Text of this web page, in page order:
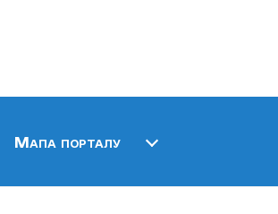
Мапа порталу